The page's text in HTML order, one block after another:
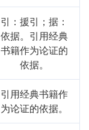
引：援引；据：
依据。引用经典
书籍作为论证的
依据。
引用经典书籍作
为论证的依据。